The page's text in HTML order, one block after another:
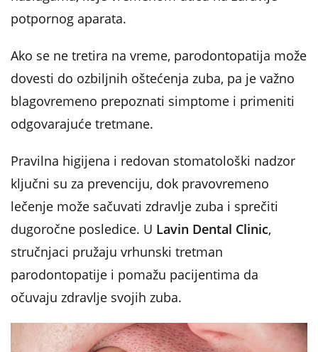
potpornog aparata.
Ako se ne tretira na vreme, parodontopatija može
dovesti do ozbiljnih oštećenja zuba, pa je važno
blagovremeno prepoznati simptome i primeniti
odgovarajuće tretmane.
Pravilna higijena i redovan stomatološki nadzor
ključni su za prevenciju, dok pravovremeno
lečenje može sačuvati zdravlje zuba i sprečiti
dugoročne posledice. U Lavin Dental Clinic,
stručnjaci pružaju vrhunski tretman
parodontopatije i pomažu pacijentima da
očuvaju zdravlje svojih zuba.